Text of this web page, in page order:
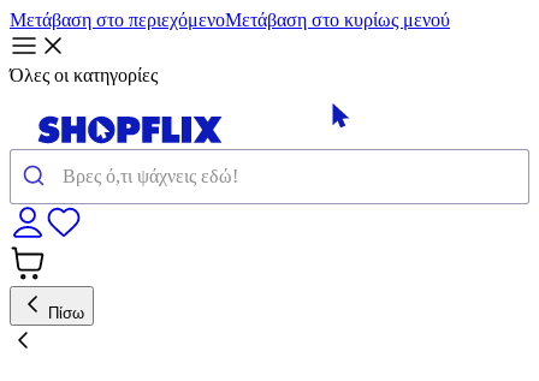
Μετάβαση στο περιεχόμενοΜετάβαση στο κυρίως μενού
Όλες οι κατηγορίες
Πίσω